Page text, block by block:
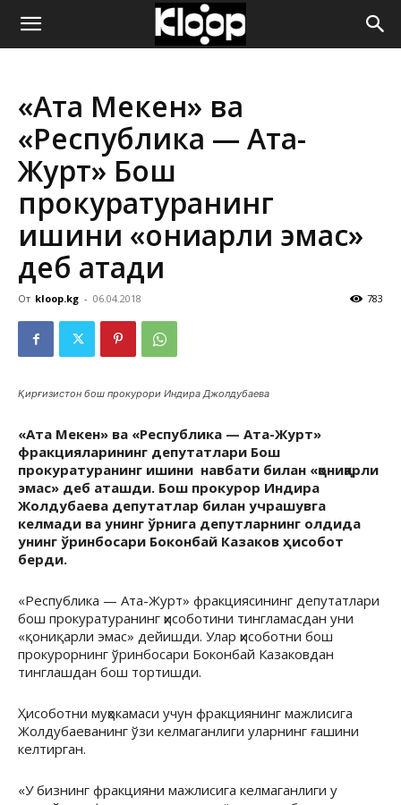
ҚИРҒИЗИСТОН
ЯНГИЛИКЛАРИ
«Ата Мекен» ва
«Республика — Ата-
Журт» Бош
прокуратуранинг
ишини «қониқарли эмас»
деб атади
От kloop.kg - 06.04.2018 783
Қирғизистон бош прокурори Индира Джолдубаева
«Ата Мекен» ва «Республика — Ата-Журт»
фракцияларининг депутатлари Бош
прокуратуранинг ишини навбати билан «қониқарли
эмас» деб аташди. Бош прокурор Индира
Жолдубаева депутатлар билан учрашувга
келмади ва унинг ўрнига депутларнинг олдида
унинг ўринбосари Боконбай Казаков ҳисобот
берди.
«Республика — Ата-Журт» фракциясининг депутатлари
бош прокуратуранинг ҳисоботини тингламасдан уни
«қониқарли эмас» дейишди. Улар ҳисоботни бош
прокурорнинг ўринбосари Боконбай Казаковдан
тинглашдан бош тортишди.
Ҳисоботни муҳокамаси учун фракциянинг мажлисига
Жолдубаеванинг ўзи келмаганлиги уларнинг ғашини
келтирган.
«У бизнинг фракцияни мажлисига келмаганлиги у